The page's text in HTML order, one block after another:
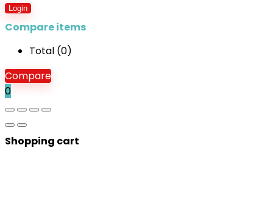
Login
Compare items
Total (0)
Compare
0
Shopping cart